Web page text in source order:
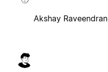
Akshay Raveendran